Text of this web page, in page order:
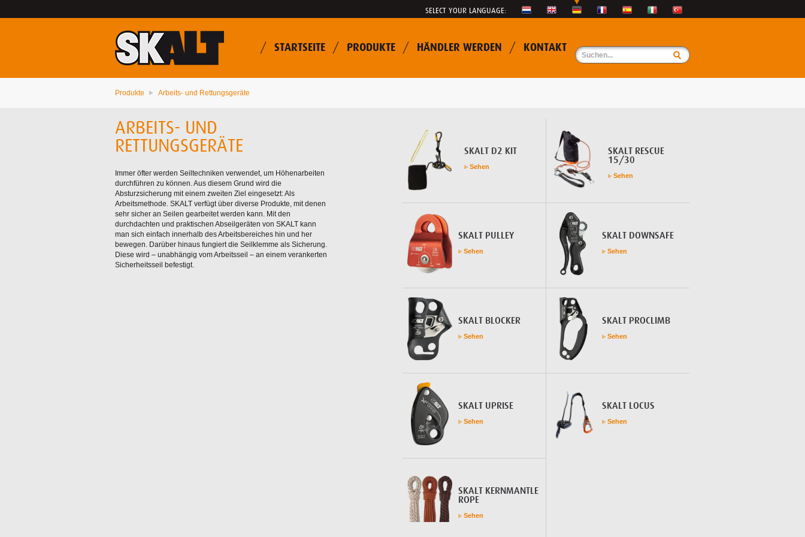
SELECT YOUR LANGUAGE:
STARTSEITE PRODUKTE HÄNDLER WERDEN KONTAKT
Produkte Arbeits- und Rettungsgeräte
ARBEITS- UND
RETTUNGSGERÄTE
Immer öfter werden Seiltechniken verwendet, um Höhenarbeiten
durchführen zu können. Aus diesem Grund wird die
Absturzsicherung mit einem zweiten Ziel eingesetzt: Als
Arbeitsmethode. SKALT verfügt über diverse Produkte, mit denen
sehr sicher an Seilen gearbeitet werden kann. Mit den
durchdachten und praktischen Abseilgeräten von SKALT kann
man sich einfach innerhalb des Arbeitsbereiches hin und her
bewegen. Darüber hinaus fungiert die Seilklemme als Sicherung.
Diese wird – unabhängig vom Arbeitsseil – an einem verankerten
Sicherheitsseil befestigt.
SKALT D2 KIT
Sehen
SKALT RESCUE
15/30
Sehen
SKALT PULLEY
Sehen
SKALT DOWNSAFE
Sehen
SKALT BLOCKER
Sehen
SKALT PROCLIMB
Sehen
SKALT UPRISE
Sehen
SKALT LOCUS
Sehen
SKALT KERNMANTLE
ROPE
Sehen